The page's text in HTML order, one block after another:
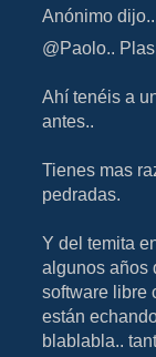
Anónimo
@Paolo..
Ahí tenéis a
antes..
Tienes mas
pedradas.
Y del temita
algunos años
software libre
están
blablabla..